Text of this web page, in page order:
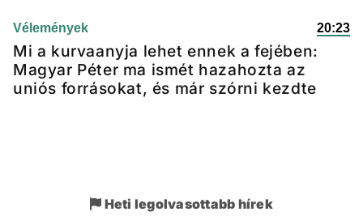
Vélemények 20:23
Mi a kurvaanyja lehet ennek a fejében:
Magyar Péter ma ismét hazahozta az
uniós forrásokat, és már szórni kezdte
Heti legolvasottabb hírek